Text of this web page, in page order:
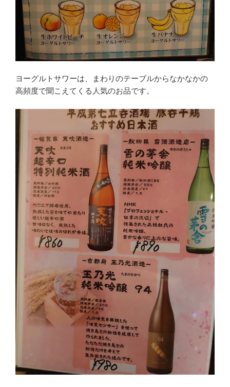
ヨーグルトサワーは、まわりのテーブルからなかなかの
高頻度で聞こえてくる人気のお品です。